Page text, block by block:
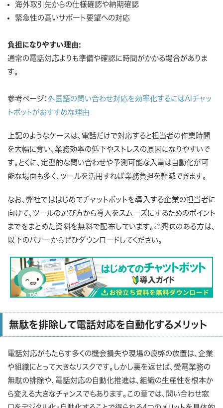
海外取引先からの仕様確認や納期確認
緊急性の高いサポート要望への対応
負担になりやすい理由:
通常の電話対応よりも準備や確認に時間がかかる場合がありま
す。
参考ページ： 外国語の問い合わせ対応を効率化するにはAIチャッ
トボットがおすすめな理由
上記のようなケースは、電話だけで対応すると担当者の作業時間
を大幅に奪い、業務効率の低下やストレスの原因になりやすいで
す。とくに、定型的な問い合わせや予測可能な入電は自動化が可
能な場面も多く、ツールを活用すれば業務負担を軽減できます。
なお、弊社でははじめてチャットボットを導入する企業の担当者に
向けて、ツールの選び方から導入をスムーズにするためのポイント
までをまとめた資料を無料で配布しています。ご興味のある方は、
以下のバナーからぜひダウンロードしてください。
無駄を排除して電話対応を自動化するメリット
電話対応がもたらす多くの機会損失や現場の疲弊の放置は、企業
や組織にとって大きなリスクです。しかし裏を返せば、受電業務の
無駄の排除や、電話対応の自動化推進は、組織の生産性を根本か
ら変える大きなチャンスでもあります。この章では、問い合わせ窓